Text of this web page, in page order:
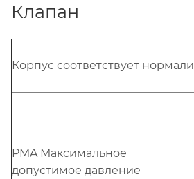
Клапан
Корпус соответствует нормали
PMA Максимальное
допустимое давление